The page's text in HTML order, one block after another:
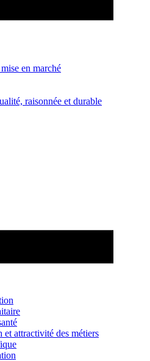
en marché
raisonnée et durable
et attractivité des métiers